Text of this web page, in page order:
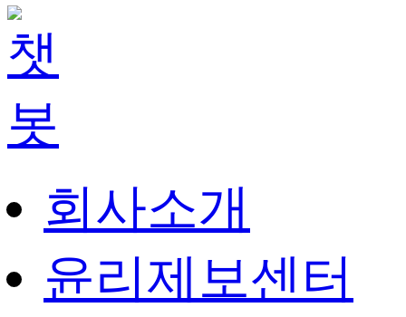
회사소개
윤리제보센터